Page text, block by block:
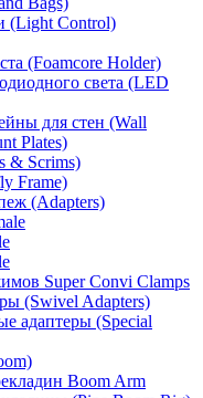
(Light Control)
(Foamcore Holder)
света (LED
для стен (Wall
Plates)
& Scrims)
Frame)
(Adapters)
Super Convi Clamps
(Swivel Adapters)
адаптеры (Special
Boom Arm